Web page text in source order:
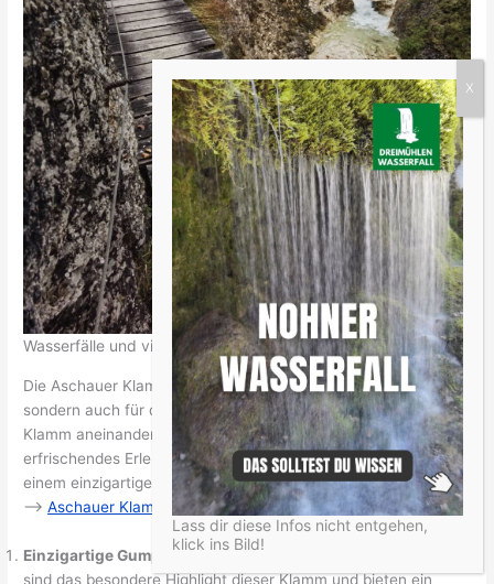
Wasserfälle und viele Gumpen prägen die Aschauer Klamm
Die Aschauer Klamm ist nicht nur für ihre Wasserfälle bekannt,
sondern auch für die faszinierenden Gumpen, die sich in der
Klamm aneinanderreihen. Diese natürlichen Pools bieten ein
erfrischendes Erlebnis und machen die Aschauer Klamm zu
einem einzigartigen Naturschauspiel.
–>Aschauer Klamm
Einzigartige Gumpen:Die Gumpen, große natürliche Pools,
sind das besondere Highlight dieser Klamm und bieten ein
Lass dir diese Infos nicht entgehen,
klick ins Bild!